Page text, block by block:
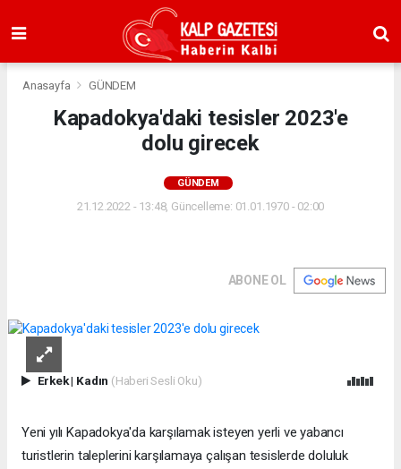
Anasayfa GÜNDEM
Kapadokya'daki tesisler 2023'e
dolu girecek
GÜNDEM
21.12.2022 - 13:48, Güncelleme: 01.01.1970 - 02:00
ABONE OL
Erkek| Kadın (Haberi Sesli Oku)
Yeni yılı Kapadokya'da karşılamak isteyen yerli ve yabancı
turistlerin taleplerini karşılamaya çalışan tesislerde doluluk